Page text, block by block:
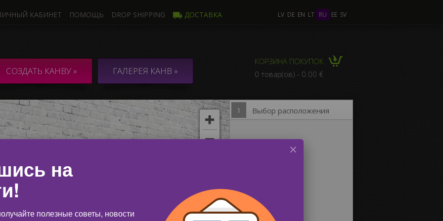
LV DE EN LT RU EE SV
КАБИНЕТ ПОМОЩЬ DROP SHIPPING ДОСТАВКА
КОРЗИНА ПОКУПОК
0 товар(ов) - 0.00 €
СОЗДАТЬ КАНВУ » ГАЛЕРЕЯ КАНВ »
1 Выбор расположения
из 1 Фото
КОЛЛАЖ / КОМПОЗИЦИЯ из
нескольких Фото
на
полезные советы, новости